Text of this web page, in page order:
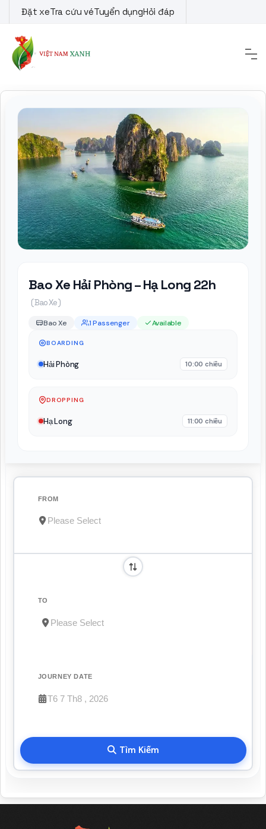
to
content
Đặt xeTra cứu véTuyển dụngHỏi đáp
Bao Xe Hải Phòng – Hạ Long 22h
( Bao Xe )
Bao Xe 1 Passenger Available
BOARDING
Hải Phòng 10:00 chiều
DROPPING
Hạ Long 11:00 chiều
FROM
TO
JOURNEY DATE
Tìm Kiếm